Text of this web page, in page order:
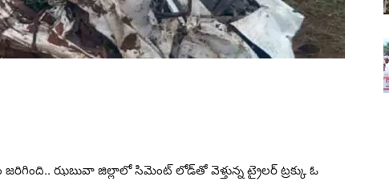
జరిగింది.. ఝబువా జిల్లాలో సిమెంట్‌ లోడ్‌తో వెళ్తున్న ట్రైలర్‌ ట్రక్కు ఓ